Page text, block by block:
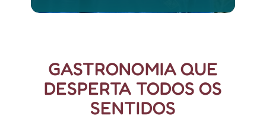
GASTRONOMIA QUE
DESPERTA TODOS OS
SENTIDOS